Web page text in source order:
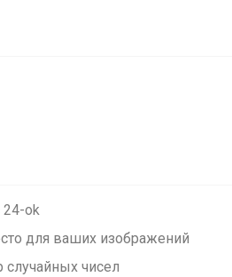
24-ok
для ваших изображений
чисел